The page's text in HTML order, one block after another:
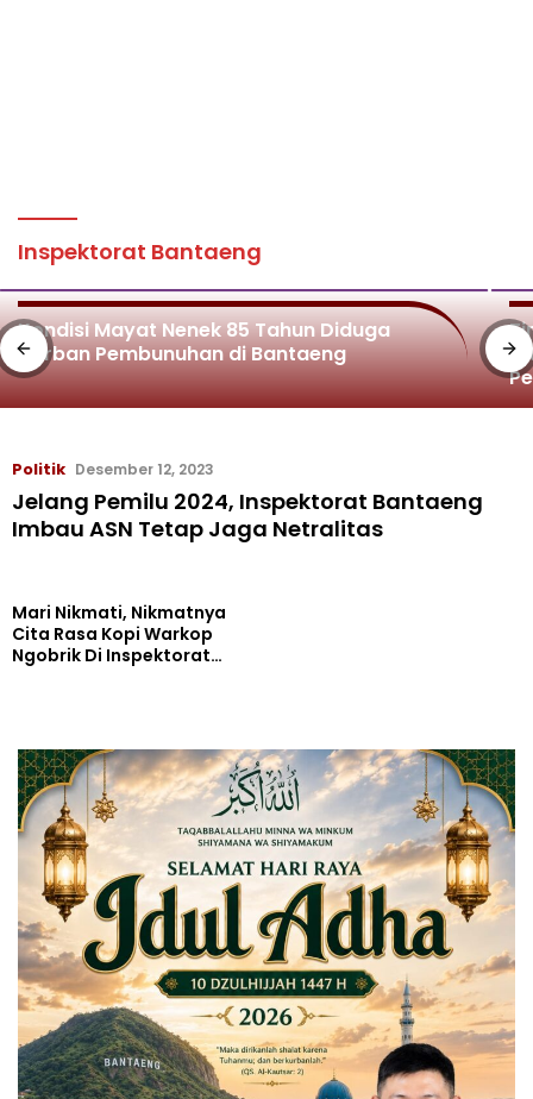
Inspektorat Bantaeng
Kondisi Mayat Nenek 85 Tahun Diduga
Korban Pembunuhan di Bantaeng
Politik Desember 12, 2023
Jelang Pemilu 2024, Inspektorat Bantaeng
Imbau ASN Tetap Jaga Netralitas
Mari Nikmati, Nikmatnya
Cita Rasa Kopi Warkop
Ngobrik Di Inspektorat